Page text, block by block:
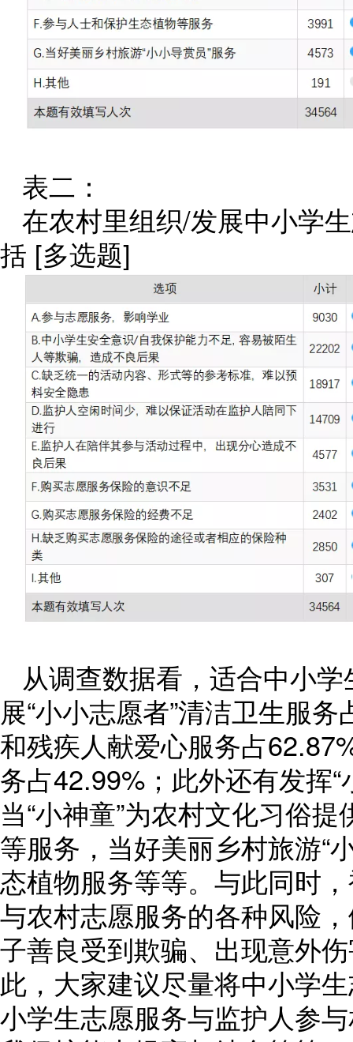
表二：
在农村里组织/发展中小学
括 [多选题]
从调查数据看，适合中小
展“小小志愿者”清洁卫生服
和残疾人献爱心服务占
务占42.99%；此外还有发挥
当“小神童”为农村文化习俗
等服务，当好美丽乡村旅游“
态植物服务等等。与此同时
与农村志愿服务的各种风险
子善良受到欺骗、出现意外
此，大家建议尽量将中小学
小学生志愿服务与监护人参